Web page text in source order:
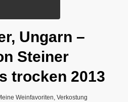
Ungarn –
Steiner
trocken 2013
Weinfavoriten, Verkostung